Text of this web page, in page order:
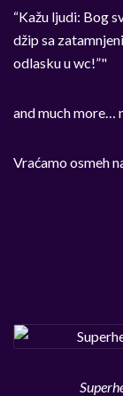
“Kažu ljudi: Bog
džip sa
odlasku u wc!”"
and much more…
Vraćamo osmeh